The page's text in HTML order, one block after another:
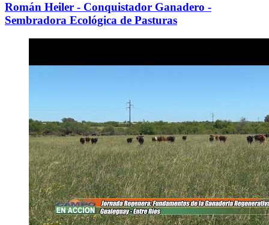
Román Heiler - Conquistador Ganadero -
Sembradora Ecológica de Pasturas